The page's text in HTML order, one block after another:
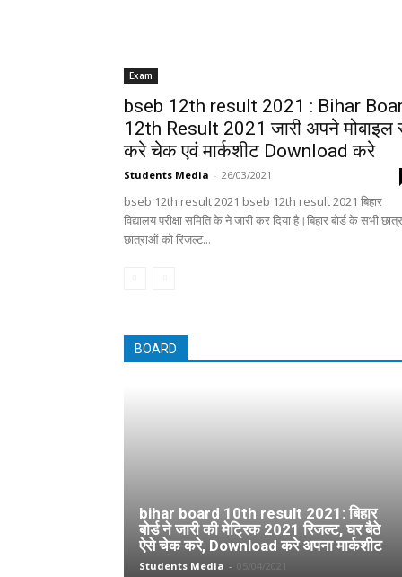
Exam
bseb 12th result 2021 : Bihar
12th Result 2021 जारी अपने मोबाइल
करे चेक एवं मार्कशीट Download करे
Students Media - 26/03/2021
bseb 12th result 2021 bseb 12th result 2021 बिहार
विद्यालय परीक्षा समिति के ने जारी कर दिया है।बिहार बोर्ड के सभी छात्र
छात्राओं को रिजल्ट...
BOARD
bihar board 10th result 2021: बिहार
बोर्ड ने जारी की मेट्रिक 2021 रिजल्ट, घर बैठे
ऐसे चेक करे, Download करे अपना मार्कशीट
Students Media -